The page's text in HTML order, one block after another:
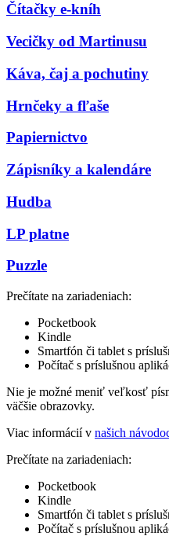
Čítačky e-kníh
Vecičky od Martinusu
Káva, čaj a pochutiny
Hrnčeky a fľaše
Papiernictvo
Zápisníky a kalendáre
Hudba
LP platne
Puzzle
Prečítate na zariadeniach:
Pocketbook
Kindle
Smartfón či tablet s
Počítač s príslušnou
Nie je možné meniť veľkosť
väčšie obrazovky.
Viac informácií v našich
Prečítate na zariadeniach:
Pocketbook
Kindle
Smartfón či tablet s
Počítač s príslušnou